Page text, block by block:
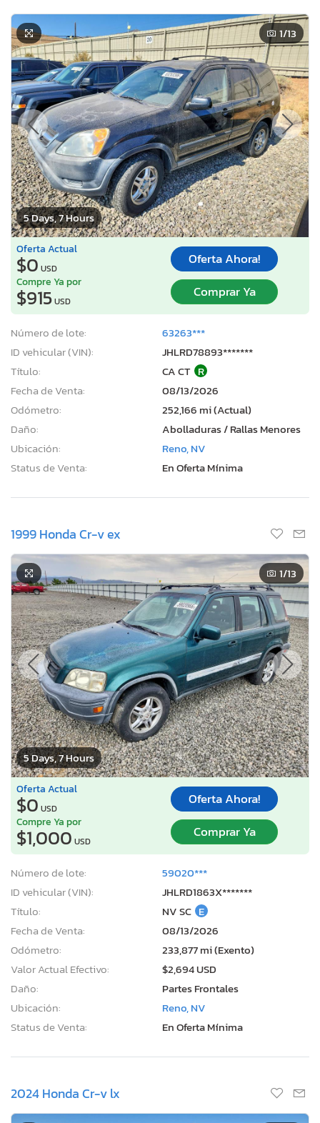
5 Days, 7 Hours
1/13
Oferta Actual
$0 USD
Oferta Ahora!
Compre Ya por
$915USD
Comprar Ya
Número de lote:
63263***
ID vehicular (VIN):
JHLRD78893*******
Título:
CA CT R
Fecha de Venta:
08/13/2026
Odómetro:
252,166 mi (Actual)
Daño:
Abolladuras / Rallas Menores
Ubicación:
Reno, NV
Status de Venta:
En Oferta Mínima
1999 Honda Cr-v ex
5 Days, 7 Hours
1/13
Oferta Actual
$0 USD
Oferta Ahora!
Compre Ya por
$1,000 USD
Comprar Ya
Número de lote:
59020***
ID vehicular (VIN):
JHLRD1863X*******
Título:
NV SC E
Fecha de Venta:
08/13/2026
Odómetro:
233,877 mi (Exento)
Valor Actual Efectivo:
$2,694 USD
Daño:
Partes Frontales
Ubicación:
Reno, NV
Status de Venta:
En Oferta Mínima
2024 Honda Cr-v lx